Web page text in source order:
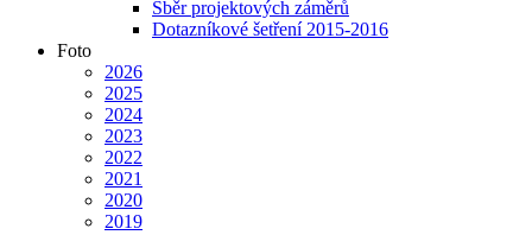
Sběr projektových záměrů
Dotazníkové šetření 2015-2016
Foto
2026
2025
2024
2023
2022
2021
2020
2019